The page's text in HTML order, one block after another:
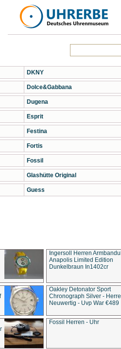
DKNY
Dolce&Gabbana
Dugena
Esprit
Festina
Fortis
Fossil
Glashütte Original
Guess
Ingersoll Herren
Anapolis Limited Edition
Dunkelbraun In1402cr
Oakley Detonator Sport
Chronograph Silver -
Neuwertig - Uvp War €489
Fossil Herren - Uhr